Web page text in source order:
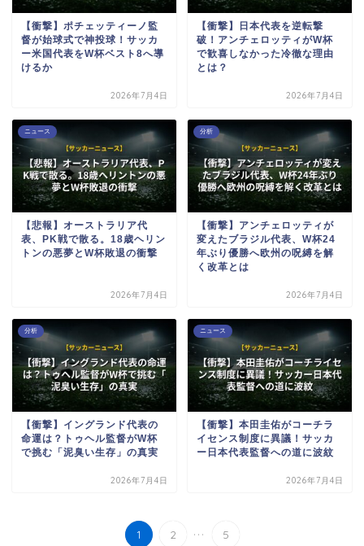
【衝撃】ポチェッティーノ監
督が始球式で神投球！サッカ
ー米国代表をW杯ベスト8へ導
けるか
2026年7月4日
【衝撃】日本代表を逆転撃
破！アンチェロッティがW杯
で歓喜しなかった冷徹な理由
とは？
2026年7月4日
ニュース
【悲報】オーストラリア代
表、PK戦で散る。18歳ヘリン
トンの悪夢とW杯敗退の衝撃
2026年7月4日
分析
【衝撃】アンチェロッティが
変えたブラジル代表、W杯24
年ぶり優勝へ欧州の呪縛を解
く改革とは
2026年7月4日
分析
【衝撃】イングランド代表の
命運は？トゥヘル監督がW杯
で挑む「泥臭い生存」の真実
2026年7月4日
ニュース
【衝撃】本田圭佑がコーチラ
イセンス制度に異議！サッカ
ー日本代表監督への道に波紋
2026年7月4日
1 2 ... 5